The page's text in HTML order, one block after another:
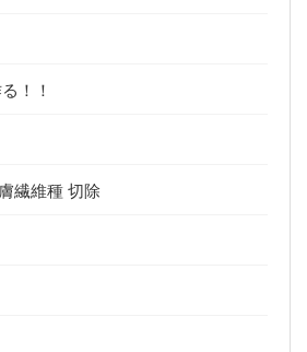
！！
繊維種 切除